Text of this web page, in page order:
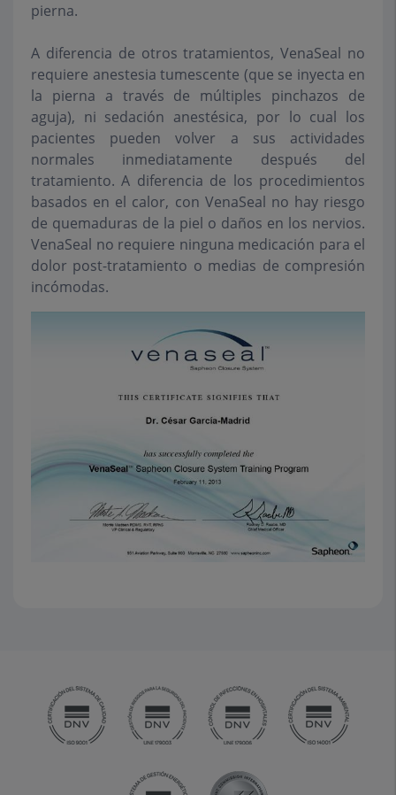
pierna.
A diferencia de otros tratamientos, VenaSeal no
requiere anestesia tumescente (que se inyecta en
la pierna a través de múltiples pinchazos de
aguja), ni sedación anestésica, por lo cual los
pacientes pueden volver a sus actividades
normales inmediatamente después del
tratamiento. A diferencia de los procedimientos
basados en el calor, con VenaSeal no hay riesgo
de quemaduras de la piel o daños en los nervios.
VenaSeal no requiere ninguna medicación para el
dolor post-tratamiento o medias de compresión
incómodas.